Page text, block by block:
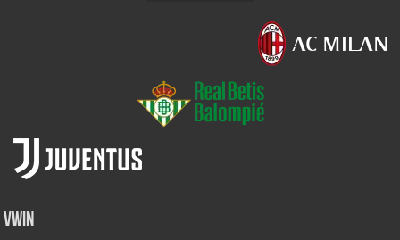
Vwin